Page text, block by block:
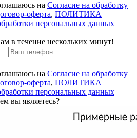
на Согласие на обработку
оферта, ПОЛИТИКА
персональных данных
в течение нескольких минут!
на Согласие на обработку
оферта, ПОЛИТИКА
персональных данных
вы являетесь?